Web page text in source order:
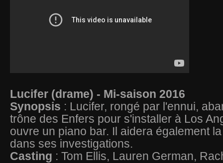
Lucifer (drame) - Mi-saison 2016
Synopsis : Lucifer, rongé par l'ennui,
trône des Enfers pour s'installer à Los
ouvre un piano bar. Il aidera également
dans ses investigations.
Casting : Tom Ellis, Lauren German,